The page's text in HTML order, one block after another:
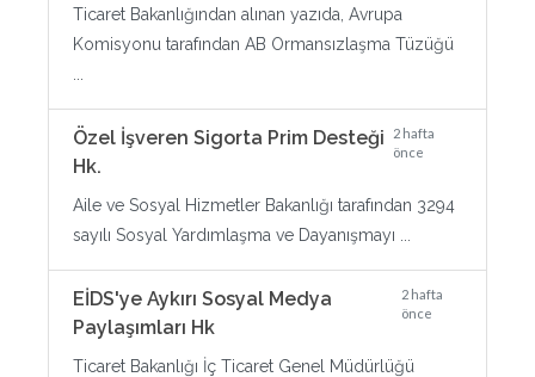
Ticaret Bakanlığından alınan yazıda, Avrupa
Komisyonu tarafından AB Ormansızlaşma Tüzüğü
Özel İşveren Sigorta Prim Desteği
Hk.
2 hafta
önce
Aile ve Sosyal Hizmetler Bakanlığı tarafından 3294
sayılı Sosyal Yardımlaşma ve Dayanışmayı ...
EİDS'ye Aykırı Sosyal Medya
Paylaşımları Hk
2 hafta
önce
Ticaret Bakanlığı İç Ticaret Genel Müdürlüğü